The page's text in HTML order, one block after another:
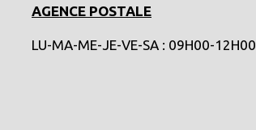
AGENCE POSTALE
LU-MA-ME-JE-VE-SA : 09H00-12H00